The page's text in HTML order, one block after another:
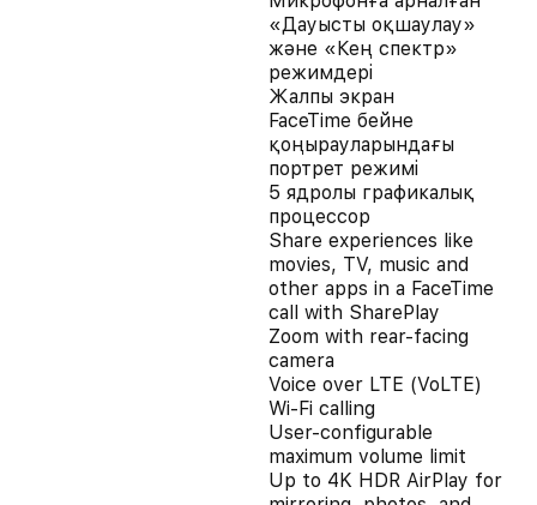
«Дауысты оқшаулау»
және «Кең спектр»
режимдері
Жалпы экран
FaceTime бейне
қоңырауларындағы
портрет режимі
5 ядролы графикалық
процессор
Share experiences like
movies, TV, music and
other apps in a FaceTime
call with SharePlay
Zoom with rear‑facing
camera
Voice over LTE (VoLTE)
Wi‑Fi calling
User‑configurable
maximum volume limit
Up to 4K HDR AirPlay for